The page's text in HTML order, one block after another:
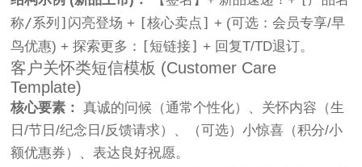
称/系列] 闪亮登场 + [核心卖点] + (可选：会员专享/早
鸟优惠) + 探索更多：
[短链接] + 回复T/TD退订。
客户关怀类短信模板 (Customer Care
Template)
核心要素：
真诚的问候（通常个性化）、关怀内容（生
日/节日/纪念日/反馈请求）、（可选）小惊喜（积分/小
额优惠券）、表达良好祝愿。